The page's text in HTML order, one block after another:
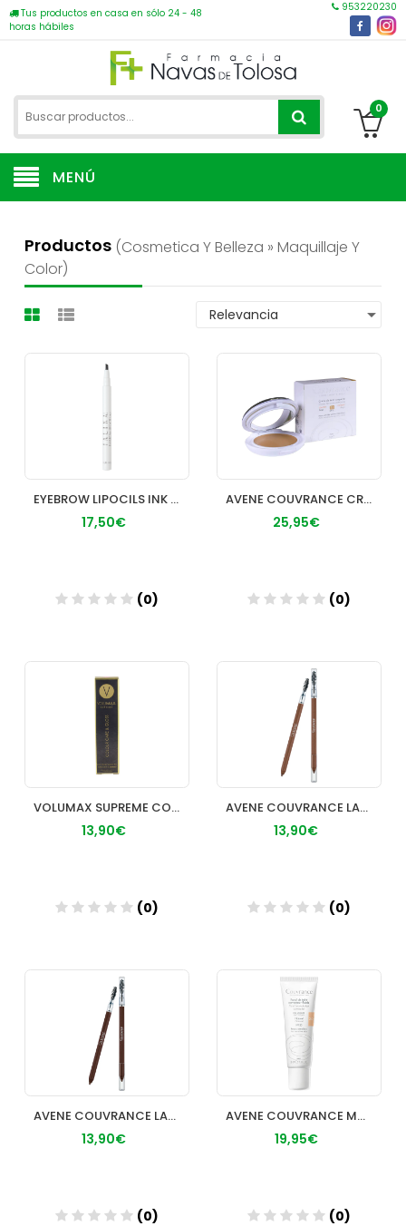
Tus productos en casa en sólo 24 - 48
horas hábiles
953220230
0
MENÚ
Productos (cosmetica Y Belleza » Maquillaje Y
Color)
EYEBROW LIPOCILS INK TALIKA CASTAÑO
17,50€
(0)
AVENE COUVRANCE CREMA COMPACTA CONFORT SPF 30 9
25,95€
(0)
Añadir
VOLUMAX SUPREME COLOUR CARE & GLOSS RED FATALE
13,90€
(0)
Añadir
AVENE COUVRANCE LAPIZ CORRECTOR CEJAS 01 CLARO 1
13,90€
(0)
Añadir
AVENE COUVRANCE LAPIZ CORRECTOR CEJAS 02 OSCURO
13,90€
(0)
AVENE COUVRANCE MAQUILLAJE FLUIDO 30 ML NATURAL
19,95€
(0)